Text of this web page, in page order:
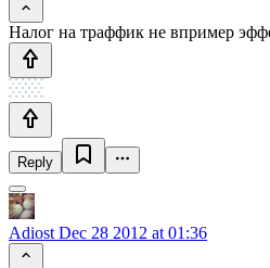
Налог на траффик не впример
Reply
Adiost Dec 28 2012 at 01:36